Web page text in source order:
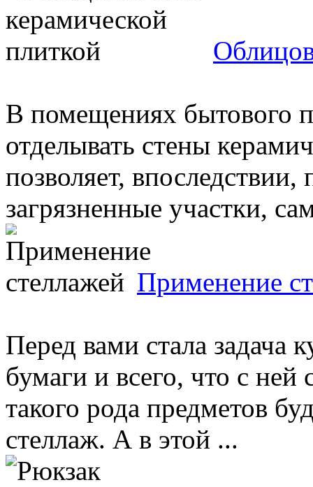
В помещениях бытового
отделывать стены
позволяет,
загрязненные участки,
Применение
Перед вами стала задача
бумаги и всего, что с
такого рода предметов
стеллаж. А в этой ...